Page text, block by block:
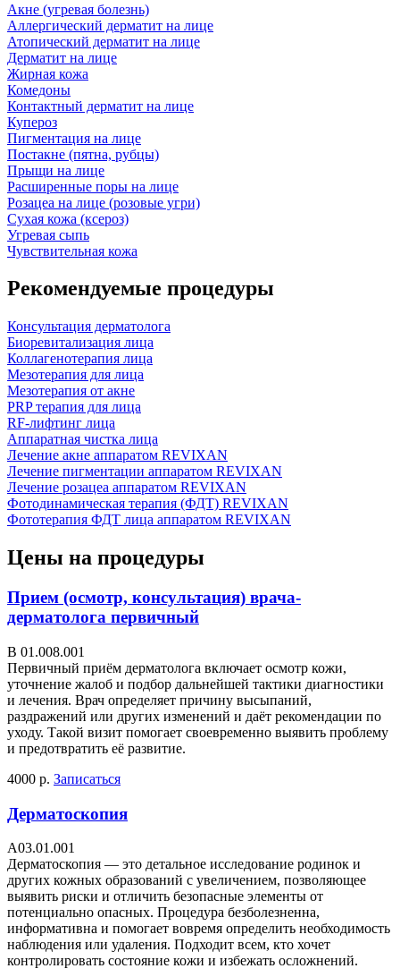
Акне (угревая болезнь)
Аллергический дерматит на лице
Атопический дерматит на лице
Дерматит на лице
Жирная кожа
Комедоны
Контактный дерматит на лице
Купероз
Пигментация на лице
Постакне (пятна, рубцы)
Прыщи на лице
Расширенные поры на лице
Розацеа на лице (розовые угри)
Сухая кожа (ксероз)
Угревая сыпь
Чувствительная кожа
Рекомендуемые процедуры
Консультация дерматолога
Биоревитализация лица
Коллагенотерапия лица
Мезотерапия для лица
Мезотерапия от акне
PRP терапия для лица
RF-лифтинг лица
Аппаратная чистка лица
Лечение акне аппаратом REVIXAN
Лечение пигментации аппаратом REVIXAN
Лечение розацеа аппаратом REVIXAN
Фотодинамическая терапия (ФДТ) REVIXAN
Фототерапия ФДТ лица аппаратом REVIXAN
Цены на процедуры
Прием (осмотр, консультация) врача-
дерматолога первичный
В 01.008.001
Первичный приём дерматолога включает осмотр кожи,
уточнение жалоб и подбор дальнейшей тактики диагностики
и лечения. Врач определяет причину высыпаний,
раздражений или других изменений и даёт рекомендации по
уходу. Такой визит помогает своевременно выявить проблему
и предотвратить её развитие.
4000 р. Записаться
Дерматоскопия
A03.01.001
Дерматоскопия — это детальное исследование родинок и
других кожных образований с увеличением, позволяющее
выявить риски и отличить безопасные элементы от
потенциально опасных. Процедура безболезненна,
информативна и помогает вовремя определить необходимость
наблюдения или удаления. Подходит всем, кто хочет
контролировать состояние кожи и избежать осложнений.